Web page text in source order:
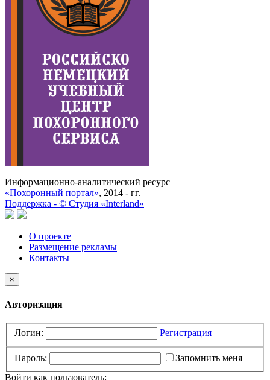
Информационно-аналитический ресурс
«Похоронный портал», 2014 - гг.
Поддержка - © Cтудия «Interland»
О проекте
Размещение рекламы
Контакты
×
Авторизация
Логин: Регистрация
Пароль:
Запомнить меня
Войти как пользователь: